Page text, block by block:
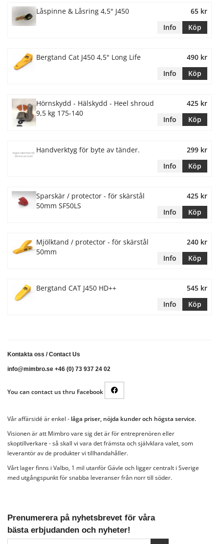
Låspinne & Låsring 4,5" J450
65 kr
Info
Köp
Bergtand Cat J450 4,5" Long Life
490 kr
Info
Köp
Hörnskydd - Hälskydd - Heel shroud
9,5 kg 175-140
425 kr
Info
Köp
Handverktyg för byte av tänder.
299 kr
Info
Köp
Sparskär / protector - för skärstål
50mm SF50LS
425 kr
Info
Köp
Mjölktand / protector - för skärstål
50mm
240 kr
Info
Köp
Bergtand CAT J450 HD++
545 kr
Info
Köp
Kontakta oss /Contact Us
info@mimbro.se +46 (0) 73 937 24 02
You can contact us thru Facebook
Vår affärsidé är enkel - låga priser, nöjda kunder och högsta service.
Visionen är att Mimbro vare sig det är för entreprenören eller
skoptillverkare - så skall vi vara det främsta och självklara valet, som
leverantör av de produkter vi tillhandahåller.
Vårt lager finns i Valbo, 1 mil utanför Gävle och ligger centralt i Sverige
med utgångspunkt för snabba leveranser från norr till söder.
Prenumerera på nyhetsbrevet för våra
bästa erbjudanden och nyheter!